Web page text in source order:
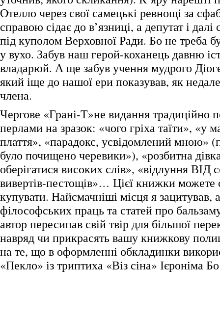
Отелло через свої самецькі ревнощі за
справою сідає до в’язниці, а депутат і
під куполом Верховної Ради. Бо не треба
у вухо. Забув наш герой-коханець давню
владарюй. А ще забув учення мудрого
який іще до нашої ери показував, як
члена.
Чергове «Грані-Т»не видання традиційно
перлами на зразок: «чого гріха таїти», «у
плаття», «парадокс, усвідомлений мною»
було почищено черевики»), «розбитна
оберігатися високих слів», «відлуння ВІД
вивертів-пестощів»… Цієї книжки можете
купувати. Найсмачніші місця я зацитував,
філософських праць та статей про
автор пересипав свій твір для більшої
навряд чи прикрасять вашу книжкову
на те, що в оформленні обкладинки
«Пекло» із триптиха «Віз сіна» Ієроніма